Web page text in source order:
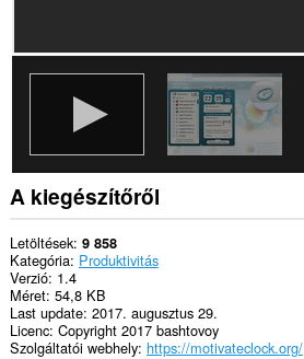
A kiegészítőről
Letöltések 9 858
Kategória Produktivitás
Verzió 1.4
Méret 54,8 KB
Last update 2017. augusztus 29.
Licenc Copyright 2017 bashtovoy
Szolgáltatói webhely https://motivateclock.org/